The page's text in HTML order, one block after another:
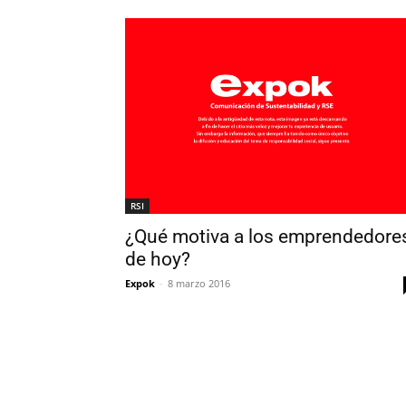
RSI
¿Qué motiva a los
de hoy?
Expok - 8 marzo 2016